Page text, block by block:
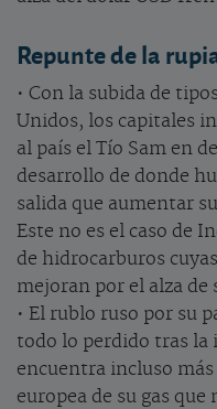
Repunte de la
• Con la subida de
Unidos, los capitales
al país el Tío Sam en
desarrollo de donde
salida que aumentar
Este no es el caso de
de hidrocarburos
mejoran por el alza de
• El rublo ruso por su
todo lo perdido tras la
encuentra incluso
europea de su gas